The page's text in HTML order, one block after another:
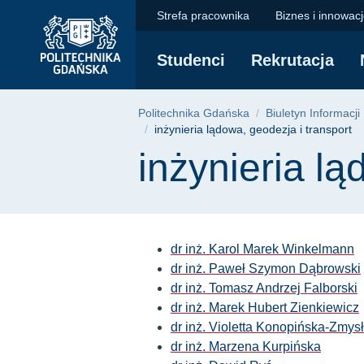
głównego
wyszukiwarki
inżynieria lądowa,
Strefa pracownika Biznes i
Studenci Rekrutacja
Ścieżka
Politechnika Gdańska Biuletyn Informacji
inżynieria lądowa, geodezja i transport
Treść strony
inżynieria
dr inż. Karol Marek Winkelmann
dr inż. Paweł Szymon Dąbrowski
dr inż. Tomasz Andrzej Falborski
dr inż. Marek Hubert Zienkiewicz
dr inż. Violetta Konopińska-
dr inż. Marzena Kurpińska